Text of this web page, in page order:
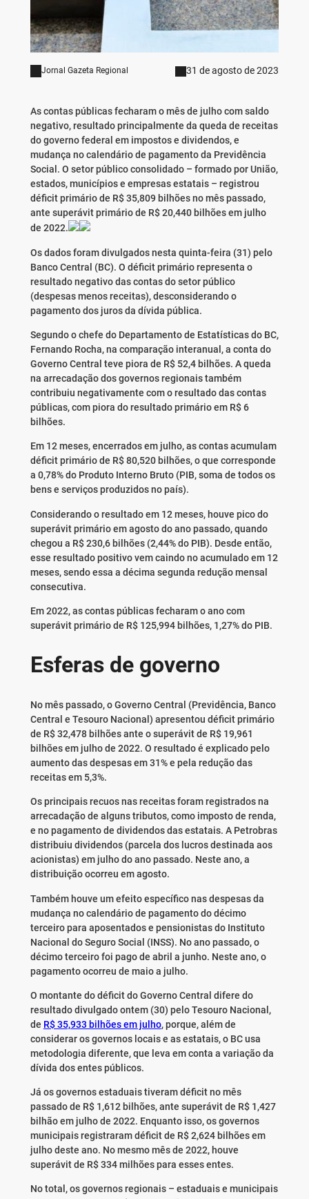
Jornal Gazeta Regional 31 de agosto de 2023
As contas públicas fecharam o mês de julho com saldo
negativo, resultado principalmente da queda de receitas
do governo federal em impostos e dividendos, e
mudança no calendário de pagamento da Previdência
Social. O setor público consolidado – formado por União,
estados, municípios e empresas estatais – registrou
déficit primário de R$ 35,809 bilhões no mês passado,
ante superávit primário de R$ 20,440 bilhões em julho
de 2022.
Os dados foram divulgados nesta quinta-feira (31) pelo
Banco Central (BC). O déficit primário representa o
resultado negativo das contas do setor público
(despesas menos receitas), desconsiderando o
pagamento dos juros da dívida pública.
Segundo o chefe do Departamento de Estatísticas do BC,
Fernando Rocha, na comparação interanual, a conta do
Governo Central teve piora de R$ 52,4 bilhões. A queda
na arrecadação dos governos regionais também
contribuiu negativamente com o resultado das contas
públicas, com piora do resultado primário em R$ 6
bilhões.
Em 12 meses, encerrados em julho, as contas acumulam
déficit primário de R$ 80,520 bilhões, o que corresponde
a 0,78% do Produto Interno Bruto (PIB, soma de todos os
bens e serviços produzidos no país).
Considerando o resultado em 12 meses, houve pico do
superávit primário em agosto do ano passado, quando
chegou a R$ 230,6 bilhões (2,44% do PIB). Desde então,
esse resultado positivo vem caindo no acumulado em 12
meses, sendo essa a décima segunda redução mensal
consecutiva.
Em 2022, as contas públicas fecharam o ano com
superávit primário de R$ 125,994 bilhões, 1,27% do PIB.
Esferas de governo
No mês passado, o Governo Central (Previdência, Banco
Central e Tesouro Nacional) apresentou déficit primário
de R$ 32,478 bilhões ante o superávit de R$ 19,961
bilhões em julho de 2022. O resultado é explicado pelo
aumento das despesas em 31% e pela redução das
receitas em 5,3%.
Os principais recuos nas receitas foram registrados na
arrecadação de alguns tributos, como imposto de renda,
e no pagamento de dividendos das estatais. A Petrobras
distribuiu dividendos (parcela dos lucros destinada aos
acionistas) em julho do ano passado. Neste ano, a
distribuição ocorreu em agosto.
Também houve um efeito específico nas despesas da
mudança no calendário de pagamento do décimo
terceiro para aposentados e pensionistas do Instituto
Nacional do Seguro Social (INSS). No ano passado, o
décimo terceiro foi pago de abril a junho. Neste ano, o
pagamento ocorreu de maio a julho.
O montante do déficit do Governo Central difere do
resultado divulgado ontem (30) pelo Tesouro Nacional,
de R$ 35,933 bilhões em julho, porque, além de
considerar os governos locais e as estatais, o BC usa
metodologia diferente, que leva em conta a variação da
dívida dos entes públicos.
Já os governos estaduais tiveram déficit no mês
passado de R$ 1,612 bilhões, ante superávit de R$ 1,427
bilhão em julho de 2022. Enquanto isso, os governos
municipais registraram déficit de R$ 2,624 bilhões em
julho deste ano. No mesmo mês de 2022, houve
superávit de R$ 334 milhões para esses entes.
No total, os governos regionais – estaduais e municipais